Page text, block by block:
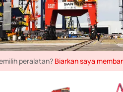
peralatan? Biarkan saya